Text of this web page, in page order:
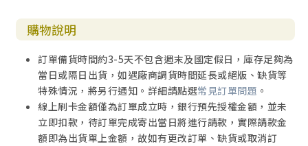
購物說明
訂單備貨時間約3-5天不包含週末及國定假日，庫存足夠為
當日或隔日出貨，如遇廠商調貨時間延長或絕版、缺貨等
特殊情況，將另行通知。詳細請點選常見訂單問題 。
線上刷卡金額僅為訂單成立時，銀行預先授權金額，並未
立即扣款，待訂單完成寄出當日將進行請款，實際請款金
額即為出貨單上金額，故如有更改訂單、缺貨或取消訂